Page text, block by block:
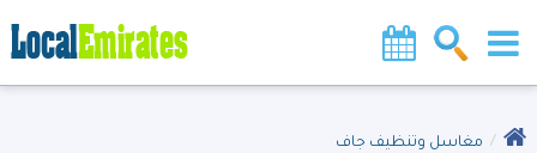
مغاسل وتنظيف جاف